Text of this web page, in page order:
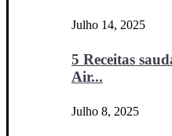
Julho 14, 2025
5 Receitas
Air...
Julho 8, 2025